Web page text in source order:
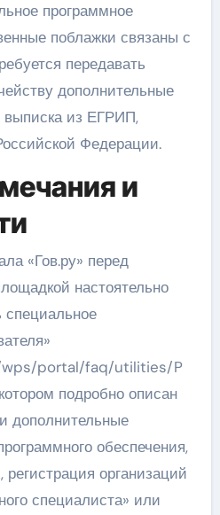
программное
поблажки связаны с
передавать
дополнительные
выписка из ЕГРИП,
Федерации.
и
«Гов.ру» перед
настоятельно
специальное
wps/portal/faq/utilities/P
подробно описан
дополнительные
обеспечения,
организаций
специалиста» или